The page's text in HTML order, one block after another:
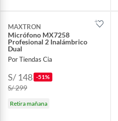
MAXTRON
Micrófono MX7258
Profesional 2 Inalámbrico
Dual
Por Tiendas Cia
S/ 148 -51%
S/ 299
Retira mañana